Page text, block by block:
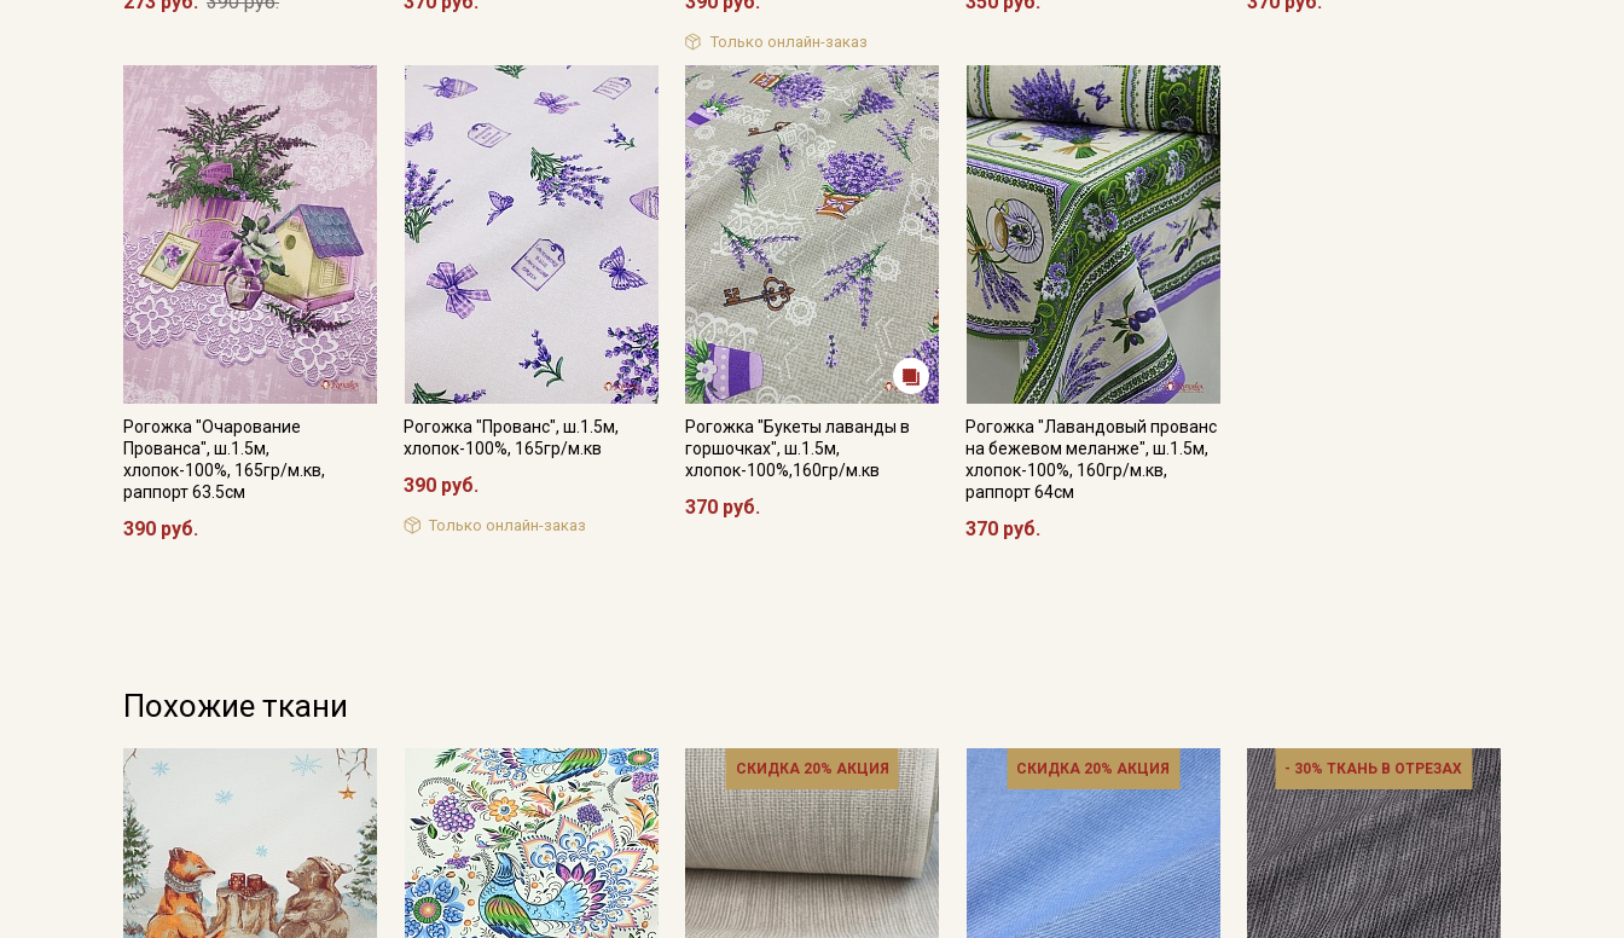
Только онлайн-заказ
Рогожка "Очарование
Прованса", ш.1.5м,
хлопок-100%, 165гр/м.кв,
раппорт 63.5см
390 руб.
Рогожка "Прованс", ш.1.5м,
хлопок-100%, 165гр/м.кв
390 руб.
Только онлайн-заказ
Рогожка "Букеты лаванды в
горшочках", ш.1.5м,
хлопок-100%,160гр/м.кв
370 руб.
Рогожка "Лавандовый прованс
на бежевом меланже", ш.1.5м,
хлопок-100%, 160гр/м.кв,
раппорт 64см
370 руб.
Похожие ткани
СКИДКА 20% АКЦИЯ СКИДКА 20% АКЦИЯ - 30% ТКАНЬ В ОТРЕЗАХ
Купава
Мы публикуем здесь дополнительные
промокоды и скидки до 30% на узкие
категории тканей
Электронная почта
Подписаться
Ознакомлен(а) с Политикой обработки персональных
данных
и даюСогласие на обработку персональных
Согласие на получение рекламных и
информационных рассылок